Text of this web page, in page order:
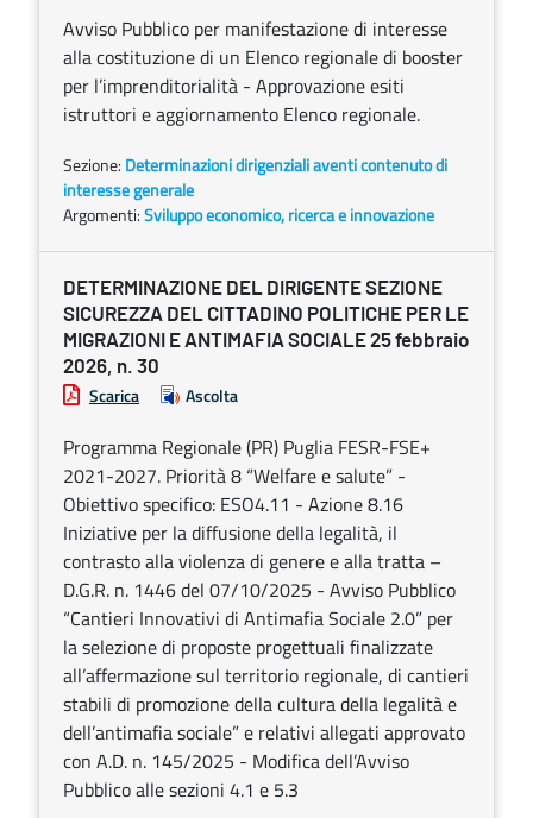
Avviso Pubblico per manifestazione di interesse
alla costituzione di un Elenco regionale di booster
per l’imprenditorialità - Approvazione esiti
istruttori e aggiornamento Elenco regionale.
Sezione: Determinazioni dirigenziali aventi contenuto di
interesse generale
Argomenti:Sviluppo economico, ricerca e innovazione
DETERMINAZIONE DEL DIRIGENTE SEZIONE
SICUREZZA DEL CITTADINO POLITICHE PER LE
MIGRAZIONI E ANTIMAFIA SOCIALE 25 febbraio
2026, n. 30
Scarica Ascolta
Programma Regionale (PR) Puglia FESR-FSE+
2021-2027. Priorità 8 “Welfare e salute” -
Obiettivo specifico: ESO4.11 - Azione 8.16
Iniziative per la diffusione della legalità, il
contrasto alla violenza di genere e alla tratta –
D.G.R. n. 1446 del 07/10/2025 - Avviso Pubblico
“Cantieri Innovativi di Antimafia Sociale 2.0” per
la selezione di proposte progettuali finalizzate
all’affermazione sul territorio regionale, di cantieri
stabili di promozione della cultura della legalità e
dell’antimafia sociale” e relativi allegati approvato
con A.D. n. 145/2025 - Modifica dell’Avviso
Pubblico alle sezioni 4.1 e 5.3